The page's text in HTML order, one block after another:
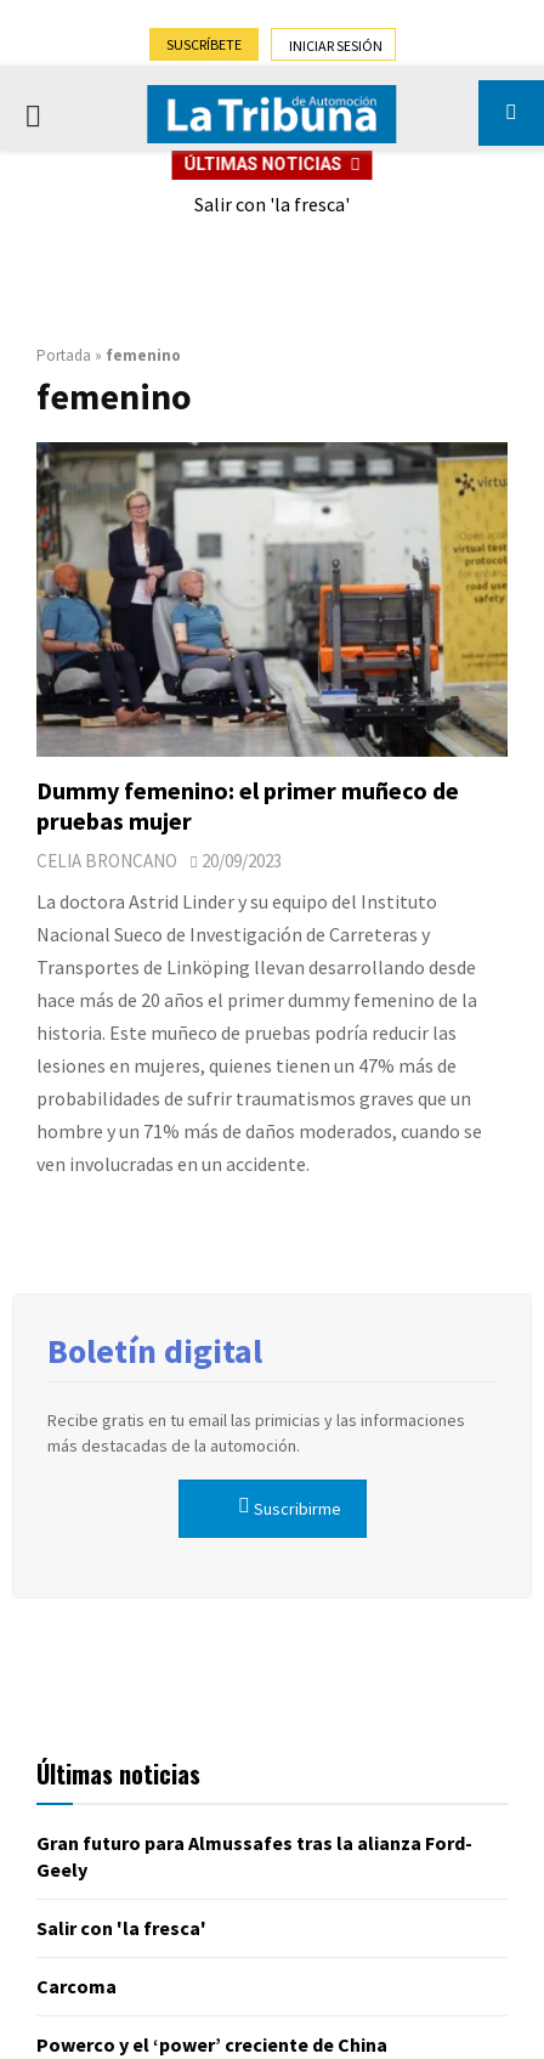
SUSCRÍBETE INICIAR SESIÓN
PRIMARY
ÚLTIMAS NOTICIAS
Salir con 'la fresca'
Portada » femenino
femenino
Dummy femenino: el primer muñeco de
pruebas mujer
CELIA BRONCANO 20/09/2023
La doctora Astrid Linder y su equipo del Instituto
Nacional Sueco de Investigación de Carreteras y
Transportes de Linköping llevan desarrollando desde
hace más de 20 años el primer dummy femenino de la
historia. Este muñeco de pruebas podría reducir las
lesiones en mujeres, quienes tienen un 47% más de
probabilidades de sufrir traumatismos graves que un
hombre y un 71% más de daños moderados, cuando se
ven involucradas en un accidente.
Boletín digital
Recibe gratis en tu email las primicias y las informaciones
más destacadas de la automoción.
Suscribirme
Últimas noticias
Gran futuro para Almussafes tras la alianza Ford-
Geely
Salir con 'la fresca'
Carcoma
Powerco y el ‘power’ creciente de China